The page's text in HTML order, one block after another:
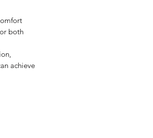
both
achieve